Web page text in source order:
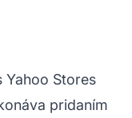
Yahoo Stores
pridaním